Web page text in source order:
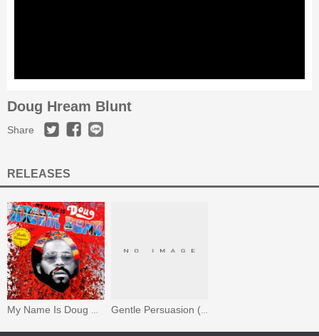
Doug Hream Blunt
Share
RELEASES